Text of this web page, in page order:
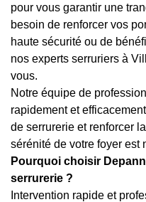
pour vous garantir une
besoin de renforcer vos
haute sécurité ou de
nos experts serruriers à
vous.
Notre équipe de
rapidement et
de serrurerie et renforcer
sérénité de votre foyer est
Pourquoi choisir
serrurerie ?
Intervention rapide et